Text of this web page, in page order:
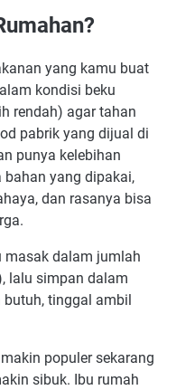
yang kamu buat
kondisi beku
rendah) agar tahan
pabrik yang dijual di
punya kelebihan
yang dipakai,
dan rasanya bisa
masak dalam jumlah
lalu simpan dalam
tinggal ambil
populer sekarang
sibuk. Ibu rumah